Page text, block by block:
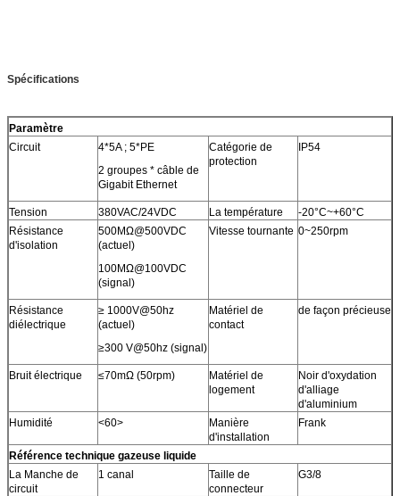
Spécifications
Paramètre
Circuit
4*5A ; 5*PE
2 groupes * câble de
Gigabit Ethernet
Catégorie de
protection
IP54
Tension 380VAC/24VDC La température
-20°C~+60°C
Résistance
d'isolation
500MΩ@500VDC
(actuel)
100MΩ@100VDC
(signal)
Vitesse tournante 0~250rpm
Résistance
diélectrique
≥ 1000V@50hz
(actuel)
≥300 V@50hz (signal)
Matériel de
contact
de façon précieuse
Bruit électrique ≤70mΩ (50rpm)
Matériel de
logement
Noir d'oxydation
d'alliage
d'aluminium
Humidité
<60>
Manière
d'installation
Frank
Référence technique gazeuse liquide
La Manche de
circuit
1 canal
Taille de
connecteur
G3/8